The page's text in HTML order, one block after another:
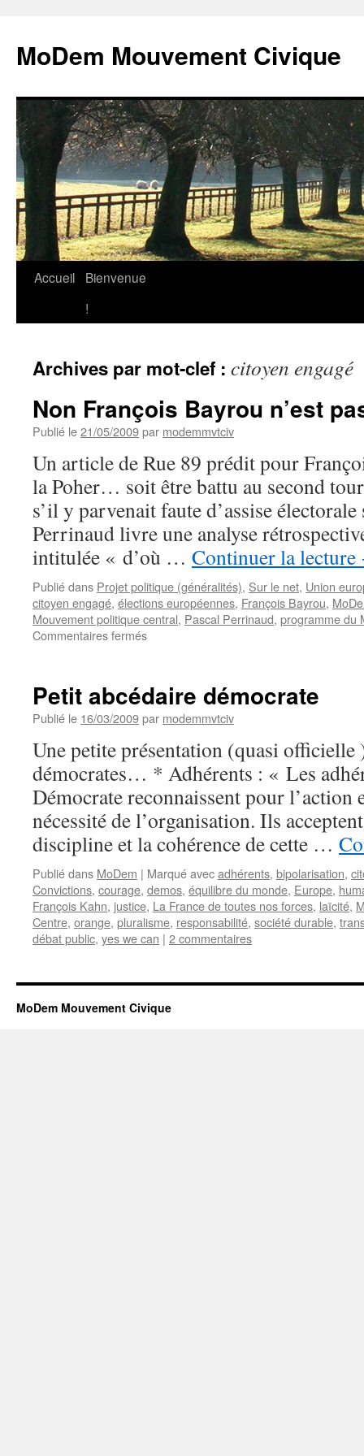
MoDem Mouvement Civique
Aller
Accueil
Bienvenue
!
Archives par mot-clef : citoyen engagé
Non François Bayrou n’est
Publié le21/05/2009par modemmvtciv
Un article de Rue 89 prédit pour
la Poher… soit être battu au second
s’il y parvenait faute d’assise
Perrinaud livre une analyse
intitulée « d’où … Continuer la lecture
Publié dans Projet politique (généralités), Sur le net, Union
citoyen engagé, élections européennes, François Bayrou,
Mouvement politique central, Pascal Perrinaud, programme du
Commentaires fermés
Bayrou
n’est
pas
Petit abcédaire démocrate
Publié le 16/03/2009par modemmvtciv
Une petite présentation (quasi officielle
démocrates… * Adhérents : « Les
Démocrate reconnaissent pour l’action
nécessité de l’organisation. Ils
discipline et la cohérence de cette …
Publié dans MoDem | Marqué avecadhérents, bipolarisation,
Convictions, courage, demos, équilibre du monde, Europe,
François Kahn, justice, La France de toutes nos forces, laïcité,
Centre, orange, pluralisme, responsabilité, société durable,
débat public, yes we can | 2 commentaires
MoDem Mouvement Civique